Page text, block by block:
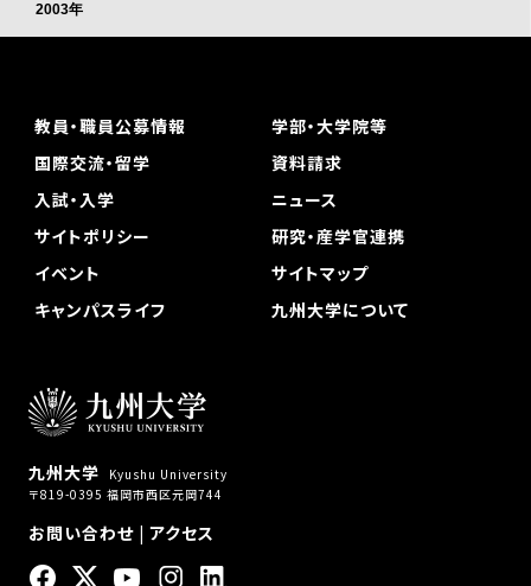
2003年
九州大学
Kyushu University
〒819-0395 福岡市西区元岡744
お問い合わせ| アクセス
教員・職員公募情報
学部・大学院等
国際交流・留学
資料請求
入試・入学
ニュース
サイトポリシー
研究・産学官連携
イベント
サイトマップ
キャンパスライフ
九州大学について